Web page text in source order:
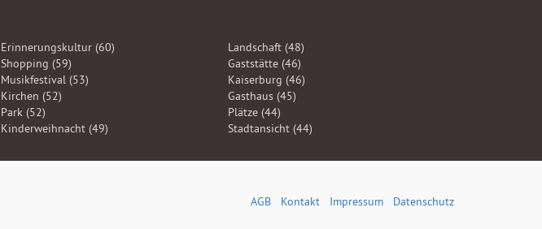
Erinnerungskultur (60)
Shopping (59)
Musikfestival (53)
Kirchen (52)
Park (52)
Kinderweihnacht (49)
Landschaft (48)
Gaststätte (46)
Kaiserburg (46)
Gasthaus (45)
Plätze (44)
Stadtansicht (44)
AGB Kontakt Impressum Datenschutz